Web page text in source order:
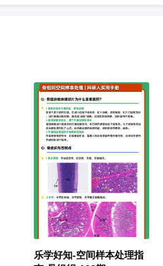
乐学好知-空间样本处理指